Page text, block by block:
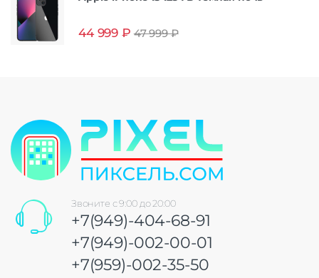
44 999 ₽ 47 999₽
Звоните с 9:00 до 20:00
+7(949)-404-68-91
+7(949)-002-00-01
+7(959)-002-35-50